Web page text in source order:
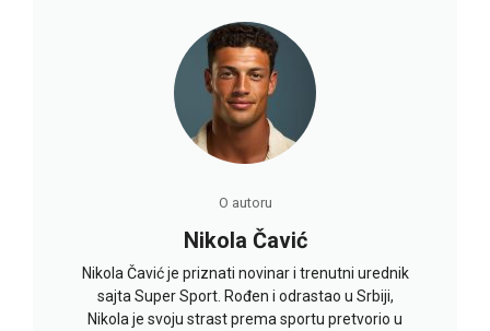
O autoru
Nikola Čavić
Nikola Čavić je priznati novinar i trenutni urednik
sajta Super Sport. Rođen i odrastao u Srbiji,
Nikola je svoju strast prema sportu pretvorio u